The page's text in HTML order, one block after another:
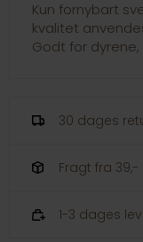
Kun fornybart
kvalitet
Godt for
30 dages
Fragt fra 39,-
1-3 dages